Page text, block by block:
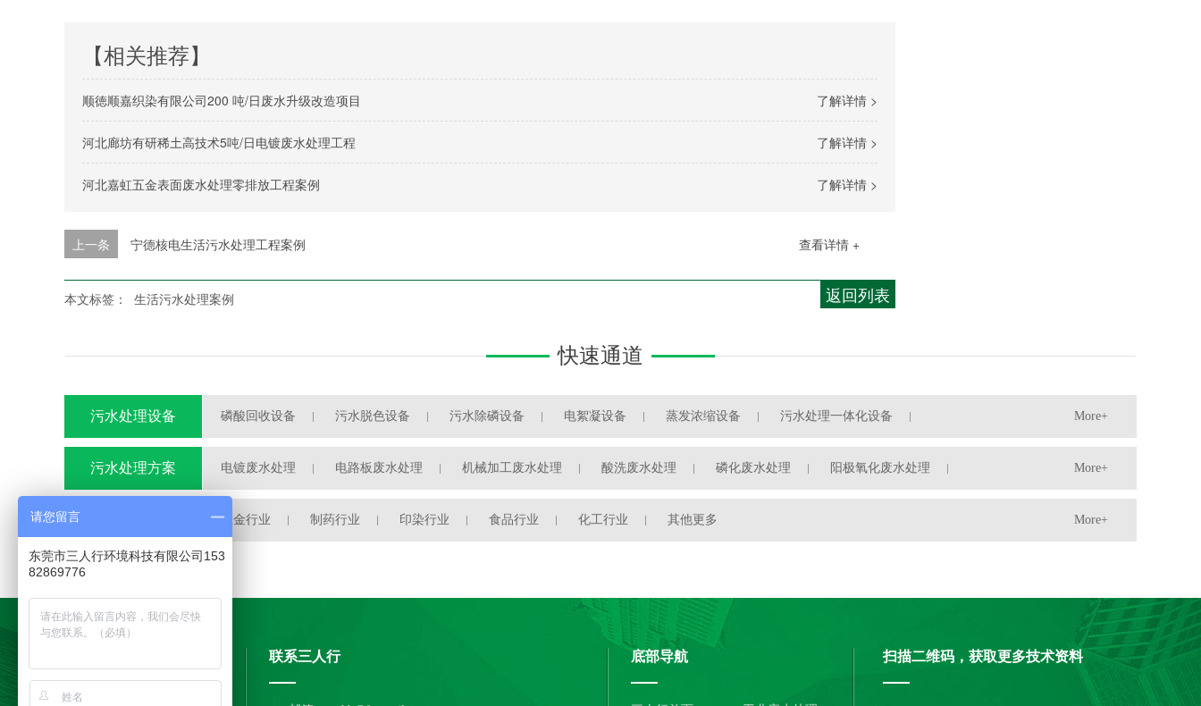
【相关推荐】
了解详情 >
顺徳顺嘉织染有限公司200 吨/日废水升级改造项目
了解详情 >
河北廊坊有研稀土高技术5吨/日电镀废水处理工程
了解详情 >
河北嘉虹五金表面废水处理零排放工程案例
查看详情 +
上一条 宁德核电生活污水处理工程案例
返回列表
本文标签： 生活污水处理案例
快速通道
污水处理设备 磷酸回收设备 污水脱色设备 污水除磷设备 电絮凝设备 蒸发浓缩设备 污水处理一体化设备
污水处理自动加药装置
More+
污水处理方案 电镀废水处理 电路板废水处理 机械加工废水处理 酸洗废水处理 磷化废水处理 阳极氧化废水处理
半导体废水处理
More+
五金行业 制药行业 印染行业 食品行业 化工行业 其他更多 More+
联系三人行 底部导航 扫描二维码，获取更多技术资料
请您留言
东莞市三人行环境科技有限公司153
82869776